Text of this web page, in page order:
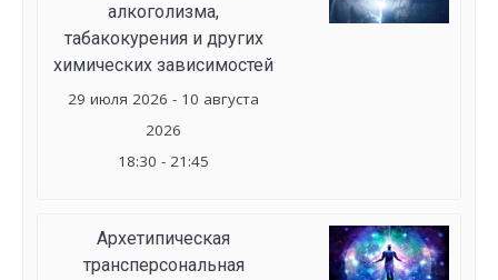
алкоголизма,
табакокурения и других
химических зависимостей
29 июля 2026 - 10 августа
2026
18:30 - 21:45
Архетипическая
трансперсональная